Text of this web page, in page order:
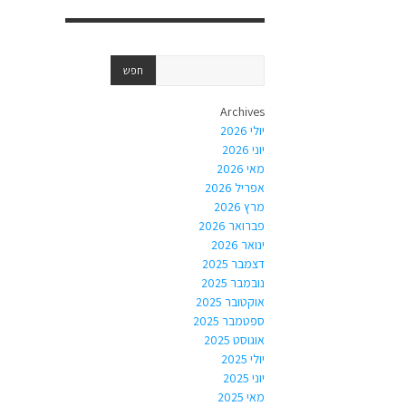
Archives
יולי 2026
יוני 2026
מאי 2026
אפריל 2026
מרץ 2026
פברואר 2026
ינואר 2026
דצמבר 2025
נובמבר 2025
אוקטובר 2025
ספטמבר 2025
אוגוסט 2025
יולי 2025
יוני 2025
מאי 2025